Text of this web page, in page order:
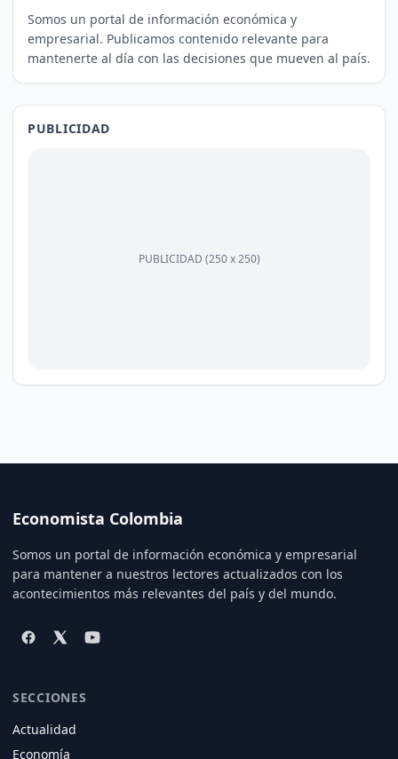
Somos un portal de información económica y
empresarial. Publicamos contenido relevante para
mantenerte al día con las decisiones que mueven al país.
PUBLICIDAD
PUBLICIDAD (250 x 250)
Economista Colombia
Somos un portal de información económica y empresarial
para mantener a nuestros lectores actualizados con los
acontecimientos más relevantes del país y del mundo.
SECCIONES
Actualidad
Economía